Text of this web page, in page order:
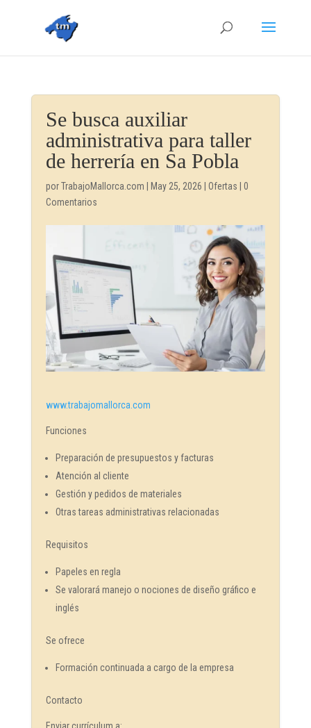
Se busca auxiliar
administrativa para taller
de herrería en Sa Pobla
porTrabajoMallorca.com May 25, 2026 Ofertas
0
Comentarios
www.trabajomallorca.com
Funciones
Preparación de presupuestos y facturas
Atención al cliente
Gestión y pedidos de materiales
Otras tareas administrativas relacionadas
Requisitos
Papeles en regla
Se valorará manejo o nociones de diseño gráfico e
inglés
Se ofrece
Formación continuada a cargo de la empresa
Contacto